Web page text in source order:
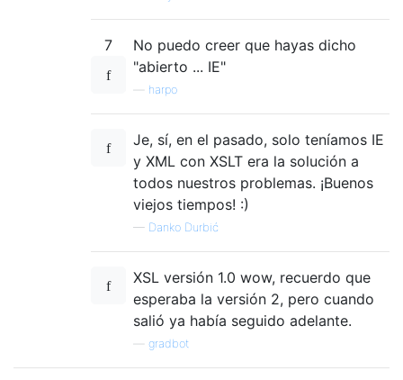
    </pre>
  </xsl:template>
7
No puedo creer que hayas dicho
"abierto ... IE"
harpo
Je, sí, en el pasado, solo teníamos IE
y XML con XSLT era la solución a
todos nuestros problemas. ¡Buenos
viejos tiempos! :)
— Danko Durbić
XSL versión 1.0 wow, recuerdo que
esperaba la versión 2, pero cuando
salió ya había seguido adelante.
gradbot